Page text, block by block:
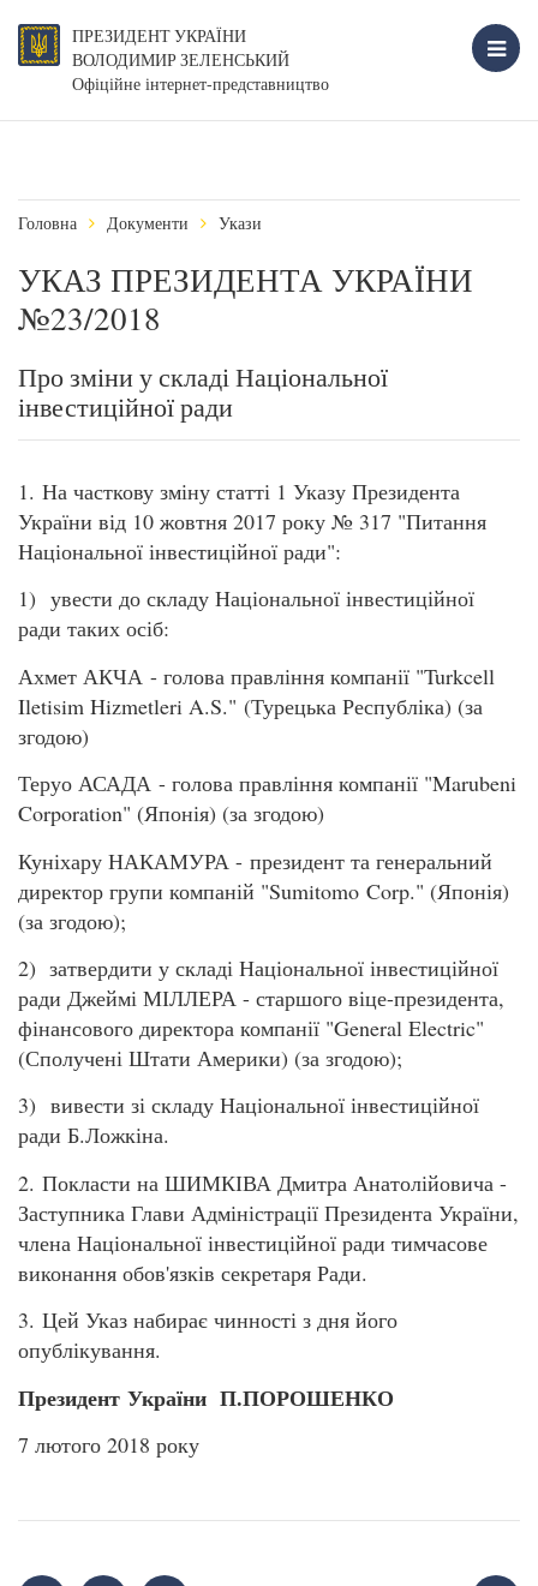
ПРЕЗИДЕНТ УКРАЇНИ
ВОЛОДИМИР ЗЕЛЕНСЬКИЙ
Офіційне інтернет-представництво
Головна Документи Укази
УКАЗ ПРЕЗИДЕНТА УКРАЇНИ
№23/2018
Про зміни у складі Національної
інвестиційної ради
1. На часткову зміну статті 1 Указу Президента
України від 10 жовтня 2017 року № 317 "Питання
Національної інвестиційної ради":
1) увести до складу Національної інвестиційної
ради таких осіб:
Ахмет АКЧА - голова правління компанії "Turkcell
Iletisim Hizmetleri A.S." (Турецька Республіка) (за
згодою)
Теруо АСАДА - голова правління компанії "Marubeni
Corporation" (Японія) (за згодою)
Куніхару НАКАМУРА - президент та генеральний
директор групи компаній "Sumitomo Corp." (Японія)
(за згодою);
2) затвердити у складі Національної інвестиційної
ради Джеймі МІЛЛЕРА - старшого віце-президента,
фінансового директора компанії "General Electric"
(Сполучені Штати Америки) (за згодою);
3) вивести зі складу Національної інвестиційної
ради Б.Ложкіна.
2. Покласти на ШИМКІВА Дмитра Анатолійовича -
Заступника Глави Адміністрації Президента України,
члена Національної інвестиційної ради тимчасове
виконання обов'язків секретаря Ради.
3. Цей Указ набирає чинності з дня його
опублікування.
Президент України П.ПОРОШЕНКО
7 лютого 2018 року